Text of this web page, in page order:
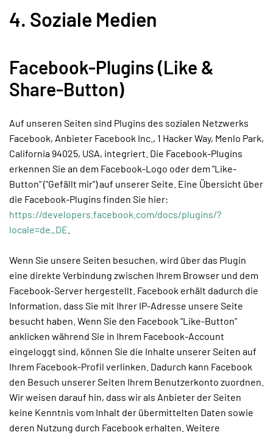
4. Soziale Medien
Facebook-Plugins (Like &
Share-Button)
Auf unseren Seiten sind Plugins des sozialen Netzwerks
Facebook, Anbieter Facebook Inc., 1 Hacker Way, Menlo Park,
California 94025, USA, integriert. Die Facebook-Plugins
erkennen Sie an dem Facebook-Logo oder dem "Like-
Button" ("Gefällt mir") auf unserer Seite. Eine Übersicht über
die Facebook-Plugins finden Sie hier:
https://developers.facebook.com/docs/plugins/?
locale=de_DE
Wenn Sie unsere Seiten besuchen, wird über das Plugin
eine direkte Verbindung zwischen Ihrem Browser und dem
Facebook-Server hergestellt. Facebook erhält dadurch die
Information, dass Sie mit Ihrer IP-Adresse unsere Seite
besucht haben. Wenn Sie den Facebook "Like-Button"
anklicken während Sie in Ihrem Facebook-Account
eingeloggt sind, können Sie die Inhalte unserer Seiten auf
Ihrem Facebook-Profil verlinken. Dadurch kann Facebook
den Besuch unserer Seiten Ihrem Benutzerkonto zuordnen.
Wir weisen darauf hin, dass wir als Anbieter der Seiten
keine Kenntnis vom Inhalt der übermittelten Daten sowie
deren Nutzung durch Facebook erhalten. Weitere